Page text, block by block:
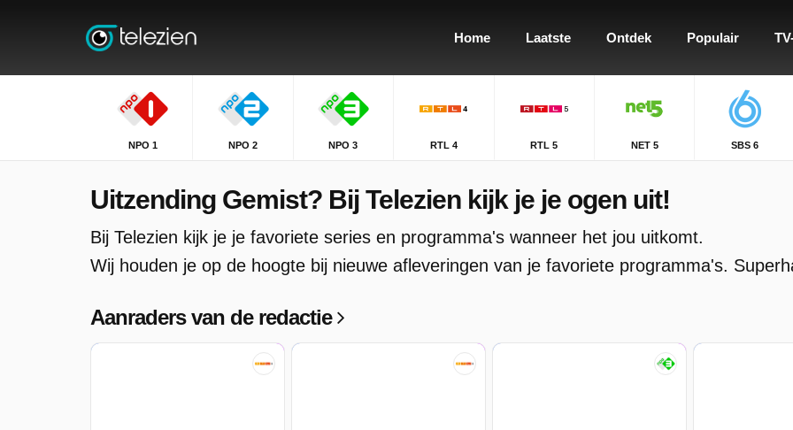
Home Laatste Ontdek Populair
NPO 1 NPO 2 NPO 3 RTL 4 RTL 5 NET 5 SBS 6
Uitzending Gemist? Bij Telezien kijk je je ogen uit!
Bij Telezien kijk je je favoriete series en programma's wanneer het jou uitkomt.
Wij houden je op de hoogte bij nieuwe afleveringen van je favoriete programma's.
Aanraders van de redactie